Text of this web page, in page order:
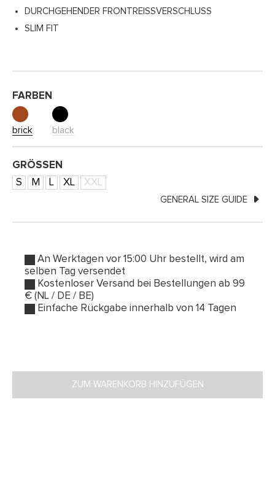
DURCHGEHENDER FRONTREISSVERSCHLUSS
SLIM FIT
FARBEN
brick black
GRÖSSEN
S
M L XL XXL
GENERAL SIZE GUIDE
An Werktagen vor 15:00 Uhr bestellt, wird am
selben Tag versendet
Kostenloser Versand bei Bestellungen ab 99
€ (NL / DE / BE)
Einfache Rückgabe innerhalb von 14 Tagen
ZUM WARENKORB HINZUFÜGEN